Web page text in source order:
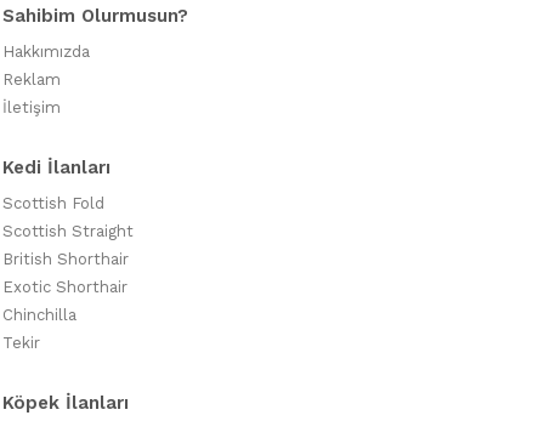
Sahibim Olurmusun?
Hakkımızda
Reklam
İletişim
Kedi İlanları
Scottish Fold
Scottish Straight
British Shorthair
Exotic Shorthair
Chinchilla
Tekir
Köpek İlanları